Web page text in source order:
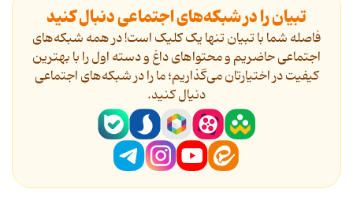
تبیان را در شبکه‌های اجتماعی دنبال کنید
فاصله شما با تبیان تنها یک کلیک است! در همه شبکه‌های
اجتماعی حاضریم و محتواهای داغ و دسته اول را با بهترین
کیفیت در اختیارتان می‌گذاریم؛ ما را در شبکه‌های اجتماعی
دنیال کنید.